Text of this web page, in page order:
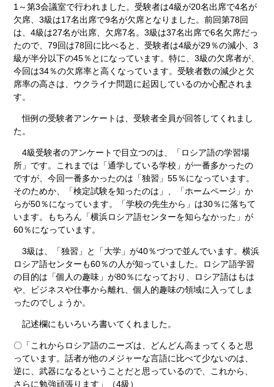
1～第3会議室で行われました。受験者は4級が20名出席で4名が
欠席、3級は17名出席で9名が欠席となりました。前回第78回
は、4級は27名が出席、欠席7名。3級は37名出席で6名欠席だっ
たので、79回は78回に比べると、受験者は4級が29％の減小、3
級が半分以下の45％とになっています。特に、3級の欠席者が、
今回は34％の欠席率と高くなっています。受験者数の減少と欠
席率の高さは、ウクライナ問題に起因しているのか心配されま
す。
恒例の受験者アンケートは、受験者全員が回答してくれまし
た。
4級受験者のアンケートで目立つのは、「ロシア語の学習場
所」です。これまでは「通学している学校」が一番多かったの
ですが、今回一番多かったのは「独習」55％になっています。
そのためか、「検定試験を知ったのは」、「ホームページ」か
らが50％になっています。「学校の先生から」は30％に落ちて
います。もちろん「横浜ロシア語センターを知らなかった」が
60％になっています。
3級は、「独習」と「大学」が40％づつで並んでいます。横浜
ロシア語センターも60％の人が知っていました。ロシア語学習
の目的は「個人の趣味」が80％になっており、ロシア語はもは
や、ビジネスや仕事から離れ、個人的趣味の領域に入ってしま
ったのでしょうか。
記述欄にもいろいろ書いてくれました。
〇「これからロシア語のニーズは、どんどん高まってくると思
っています。話者が他のメジャーな言語に比べて少ないのは、
逆に、武器になるということだと思っているので、これから、
さらに勉強頑張ります」（4級）